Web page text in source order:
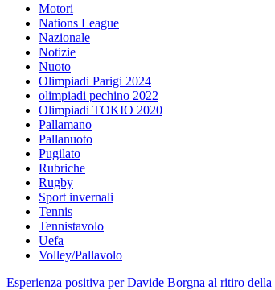
Motori
Nations League
Nazionale
Notizie
Nuoto
Olimpiadi Parigi 2024
olimpiadi pechino 2022
Olimpiadi TOKIO 2020
Pallamano
Pallanuoto
Pugilato
Rubriche
Rugby
Sport invernali
Tennis
Tennistavolo
Uefa
Volley/Pallavolo
Esperienza positiva per Davide Borgna al ritiro